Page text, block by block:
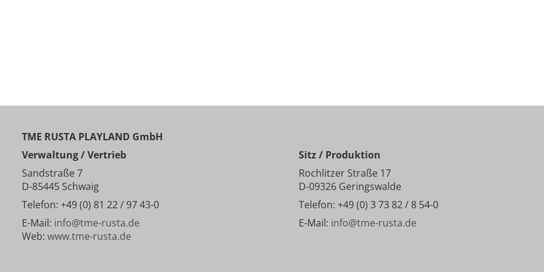
TME RUSTA PLAYLAND GmbH
Verwaltung / Vertrieb
Sandstraße 7
D-85445 Schwaig
Telefon: +49 (0) 81 22 / 97 43-0
E-Mail: info@tme-rusta.de
Web: www.tme-rusta.de
Sitz / Produktion
Rochlitzer Straße 17
D-09326 Geringswalde
Telefon: +49 (0) 3 73 82 / 8 54-0
E-Mail: info@tme-rusta.de